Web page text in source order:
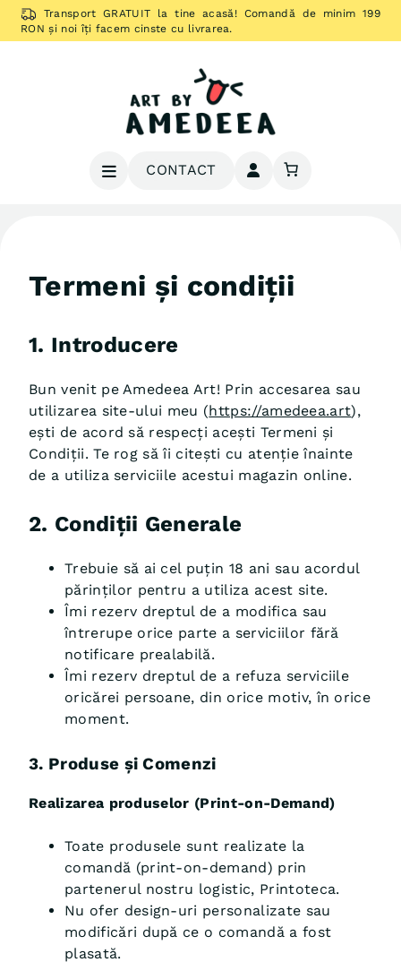
Sari
Transport GRATUIT la tine acasă! Comandă de minim 199
RON și noi îți facem cinste cu livrarea.
Amedeea Art
Designuri vesele și cadouri drăguțe
CONTACT
Termeni și condiții
1. Introducere
Bun venit pe Amedeea Art! Prin accesarea sau
utilizarea site-ului meu (https://amedeea.art),
ești de acord să respecți acești Termeni și
Condiții. Te rog să îi citești cu atenție înainte
de a utiliza serviciile acestui magazin online.
2. Condiții Generale
Trebuie să ai cel puțin 18 ani sau acordul
părinților pentru a utiliza acest site.
Îmi rezerv dreptul de a modifica sau
întrerupe orice parte a serviciilor fără
notificare prealabilă.
Îmi rezerv dreptul de a refuza serviciile
oricărei persoane, din orice motiv, în orice
moment.
3. Produse și Comenzi
Realizarea produselor (Print-on-Demand)
Toate produsele sunt realizate la
comandă (print-on-demand) prin
partenerul nostru logistic, Printoteca.
Nu ofer design-uri personalizate sau
modificări după ce o comandă a fost
plasată.